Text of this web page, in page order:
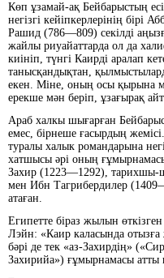
Көп ұзамай-ақ Бейбарыстың
негізгі кейіпкерлерінің бірі
Рашид (786—809) секілді
жайлы риуайаттарда ол да
киініп, түнгі Каирді аралап
танысқандықтан,
екен. Міне, оның осы қырына
ерекше мән беріп, ұзағырақ
Араб халкы шығарған
емес, бірнеше ғасырдың
туралы халык романдарына
хатшысы әрі оның
Захир (1223—1292), тарихшы-
мен Ибн Тагрибердилер
атаған.
Египетте біраз жылын
Лэйн: «Каир каласында
бәрі де тек «аз-Захирдің»
Захирийа») ғұмырнамасы